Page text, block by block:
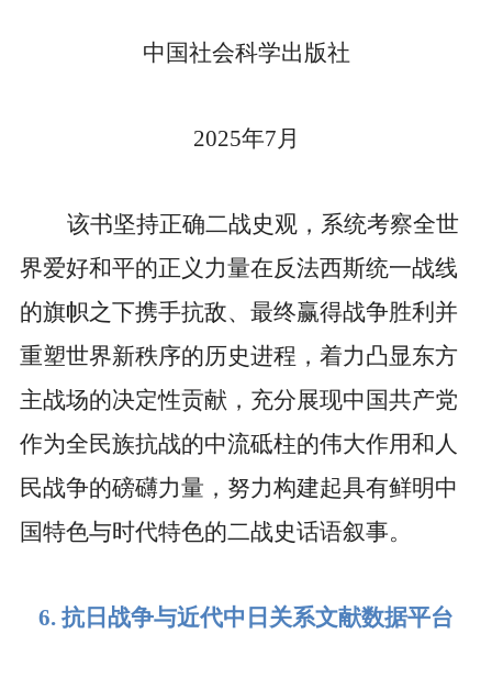
中国社会科学出版社
2025年7月
该书坚持正确二战史观，系统考察全世
界爱好和平的正义力量在反法西斯统一战线
的旗帜之下携手抗敌、最终赢得战争胜利并
重塑世界新秩序的历史进程，着力凸显东方
主战场的决定性贡献，充分展现中国共产党
作为全民族抗战的中流砥柱的伟大作用和人
民战争的磅礴力量，努力构建起具有鲜明中
国特色与时代特色的二战史话语叙事。
6. 抗日战争与近代中日关系文献数据平台